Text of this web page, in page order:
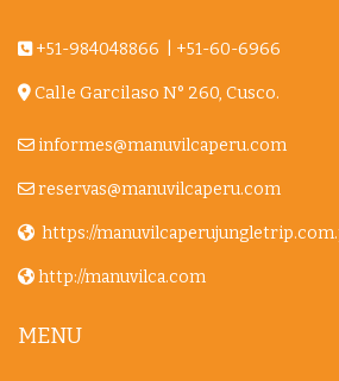
+51-984048866 +51-60-6966
Calle Garcilaso N° 260, Cusco.
informes@manuvilcaperu.com
reservas@manuvilcaperu.com
https://
http://manuvilca.com
MENU